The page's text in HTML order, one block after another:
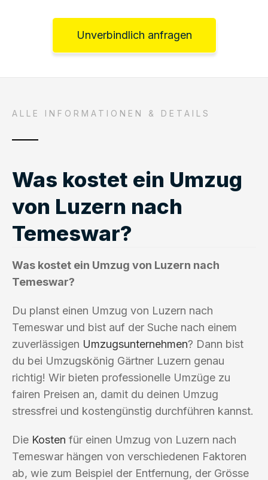
Unverbindlich anfragen
ALLE INFORMATIONEN & DETAILS
Was kostet ein Umzug
von Luzern nach
Temeswar?
Was kostet ein Umzug von Luzern nach
Temeswar?
Du planst einen Umzug von Luzern nach
Temeswar und bist auf der Suche nach einem
zuverlässigen Umzugsunternehmen? Dann bist
du bei Umzugskönig Gärtner Luzern genau
richtig! Wir bieten professionelle Umzüge zu
fairen Preisen an, damit du deinen Umzug
stressfrei und kostengünstig durchführen kannst.
Die Kosten für einen Umzug von Luzern nach
Temeswar hängen von verschiedenen Faktoren
ab, wie zum Beispiel der Entfernung, der Grösse